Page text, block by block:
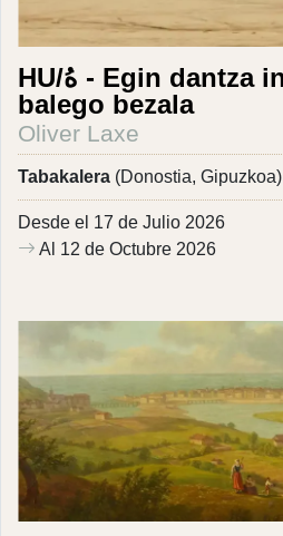
HU/هُ - Egin dantza inor begira ez
balego bezala
Oliver Laxe
Tabakalera (Donostia, Gipuzkoa)
Desde el 17 de Julio 2026
Al 12 de Octubre 2026